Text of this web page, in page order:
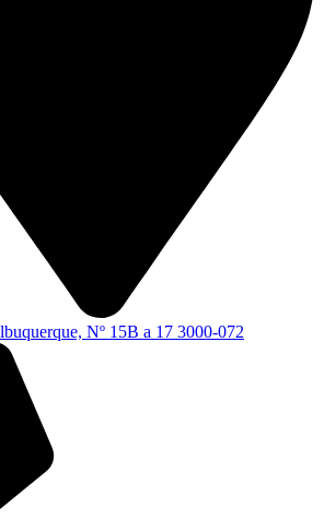
Nº 15B a 17 3000-072